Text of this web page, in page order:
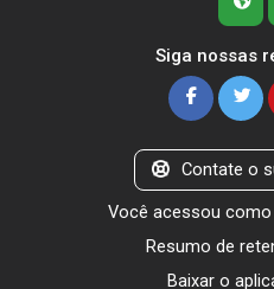
Siga nossas
Contate o
Você acessou
Resumo de
Baixar o